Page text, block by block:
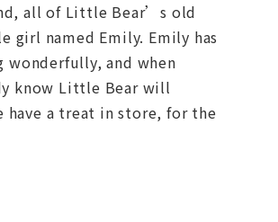
all of Little Bear’s old
girl named Emily. Emily has
and when
know Little Bear will
a treat in store, for the